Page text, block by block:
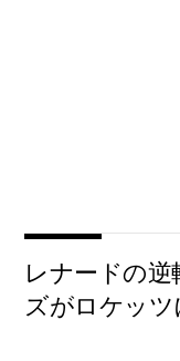
レナードの
ズがロケッツ